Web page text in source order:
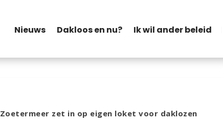
Nieuws Dakloos en nu? Ik wil ander beleid
Zoetermeer zet in op eigen loket voor daklozen